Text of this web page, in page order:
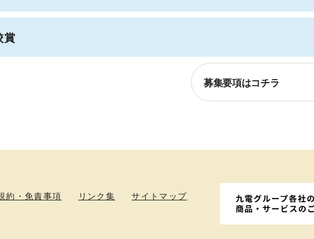
賞
募集要項はコチラ
約・免責事項 リンク集 サイトマップ